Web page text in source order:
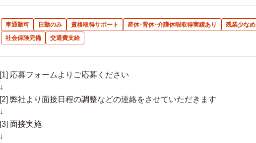
車通勤可 日勤のみ 資格取得サポート 産休･育休･介護休暇取得実績あり
残業少なめ
社会保険完備
交通費支給
[1] 応募フォームよりご応募ください
↓
[2] 弊社より面接日程の調整などの連絡をさせていただきます
↓
[3] 面接実施
↓